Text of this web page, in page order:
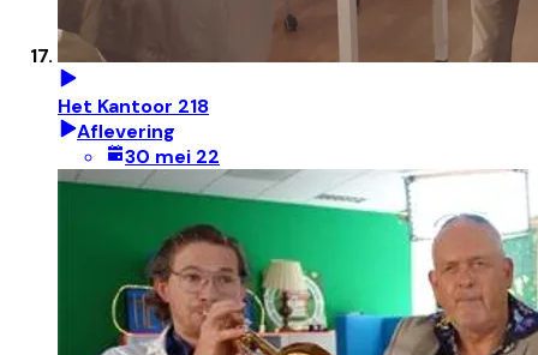
Het Kantoor 218
Aflevering
30 mei 22